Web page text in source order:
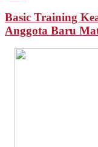
Basic Training
Anggota Baru